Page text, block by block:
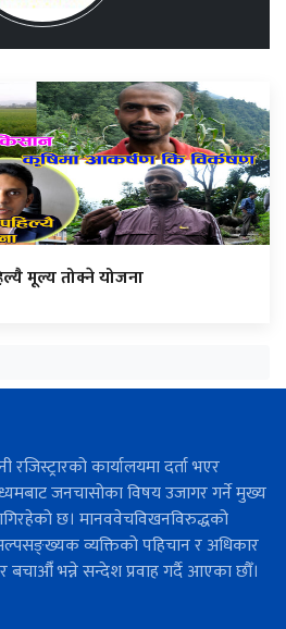
मूल्य तोक्ने योजना
रजिस्ट्रारको कार्यालयमा दर्ता भएर
जनचासोका विषय उजागर गर्ने मुख्य
छ। मानववेचविखनविरुद्धको
व्यक्तिको पहिचान र अधिकार
बचाऔँ भन्ने सन्देश प्रवाह गर्दै आएका छौँ।